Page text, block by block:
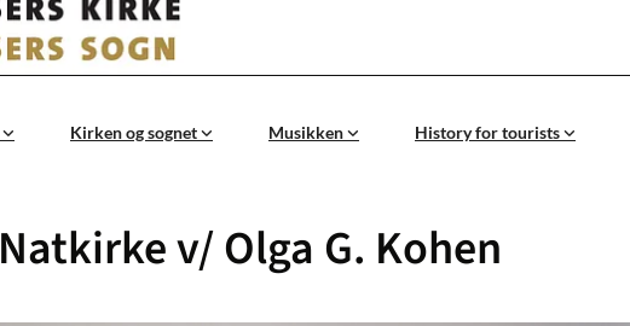
Kirken og sognet Musikken History for tourists
Natkirke v/ Olga G. Kohen